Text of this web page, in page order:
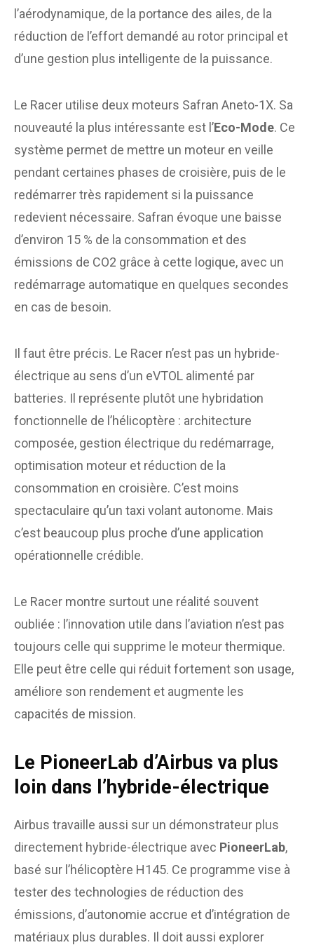
l’aérodynamique, de la portance des ailes, de la
réduction de l’effort demandé au rotor principal et
d’une gestion plus intelligente de la puissance.
Le Racer utilise deux moteurs Safran Aneto-1X. Sa
nouveauté la plus intéressante est l’Eco-Mode. Ce
système permet de mettre un moteur en veille
pendant certaines phases de croisière, puis de le
redémarrer très rapidement si la puissance
redevient nécessaire. Safran évoque une baisse
d’environ 15 % de la consommation et des
émissions de CO2 grâce à cette logique, avec un
redémarrage automatique en quelques secondes
en cas de besoin.
Il faut être précis. Le Racer n’est pas un hybride-
électrique au sens d’un eVTOL alimenté par
batteries. Il représente plutôt une hybridation
fonctionnelle de l’hélicoptère : architecture
composée, gestion électrique du redémarrage,
optimisation moteur et réduction de la
consommation en croisière. C’est moins
spectaculaire qu’un taxi volant autonome. Mais
c’est beaucoup plus proche d’une application
opérationnelle crédible.
Le Racer montre surtout une réalité souvent
oubliée : l’innovation utile dans l’aviation n’est pas
toujours celle qui supprime le moteur thermique.
Elle peut être celle qui réduit fortement son usage,
améliore son rendement et augmente les
capacités de mission.
Le PioneerLab d’Airbus va plus
loin dans l’hybride-électrique
Airbus travaille aussi sur un démonstrateur plus
directement hybride-électrique avec PioneerLab,
basé sur l’hélicoptère H145. Ce programme vise à
tester des technologies de réduction des
émissions, d’autonomie accrue et d’intégration de
matériaux plus durables. Il doit aussi explorer